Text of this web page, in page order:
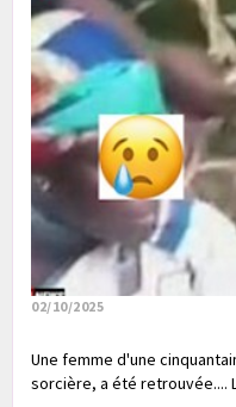
02/10/2025
Une femme d'une
sorcière, a été retrouvée....